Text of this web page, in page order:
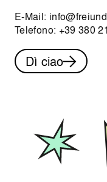
E-Mail:
Telefono: +39 380
Dì ciao